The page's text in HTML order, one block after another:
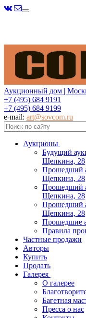
Меню
Аукционный дом |
+7 (495) 684 9191
+7 (495) 684 9199
e-mail: art@sovcom.ru
Аукционы
Будущий
Щепкина, 28
Прошедший
Щепкина, 28
Прошедший
Щепкина, 28
Прошедший
Щепкина, 28
Прошедшие
Правила
Частные продажи
Авторы
Купить
Продать
Галерея
О галерее
Багетная
Пресса о нас